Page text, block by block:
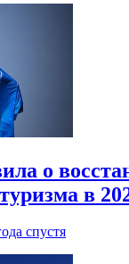
о
в
спустя